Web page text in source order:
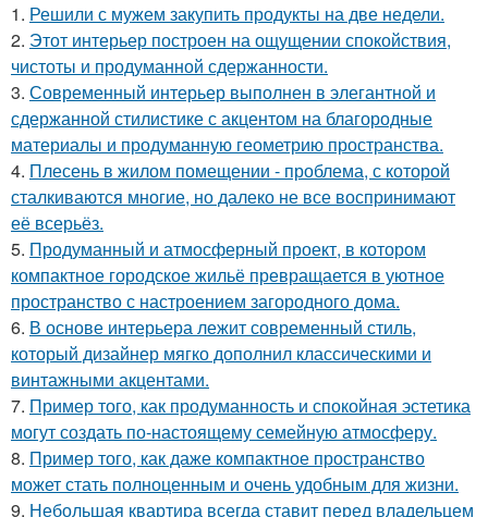
1. Решили с мужем закупить продукты на две недели.
2. Этот интерьер построен на ощущении спокойствия,
чистоты и продуманной сдержанности.
3. Современный интерьер выполнен в элегантной и
сдержанной стилистике с акцентом на благородные
материалы и продуманную геометрию пространства.
4. Плесень в жилом помещении - проблема, с которой
сталкиваются многие, но далеко не все воспринимают
её всерьёз.
5. Продуманный и атмосферный проект, в котором
компактное городское жильё превращается в уютное
пространство с настроением загородного дома.
6. В основе интерьера лежит современный стиль,
который дизайнер мягко дополнил классическими и
винтажными акцентами.
7. Пример того, как продуманность и спокойная эстетика
могут создать по-настоящему семейную атмосферу.
8. Пример того, как даже компактное пространство
может стать полноценным и очень удобным для жизни.
9. Небольшая квартира всегда ставит перед владельцем